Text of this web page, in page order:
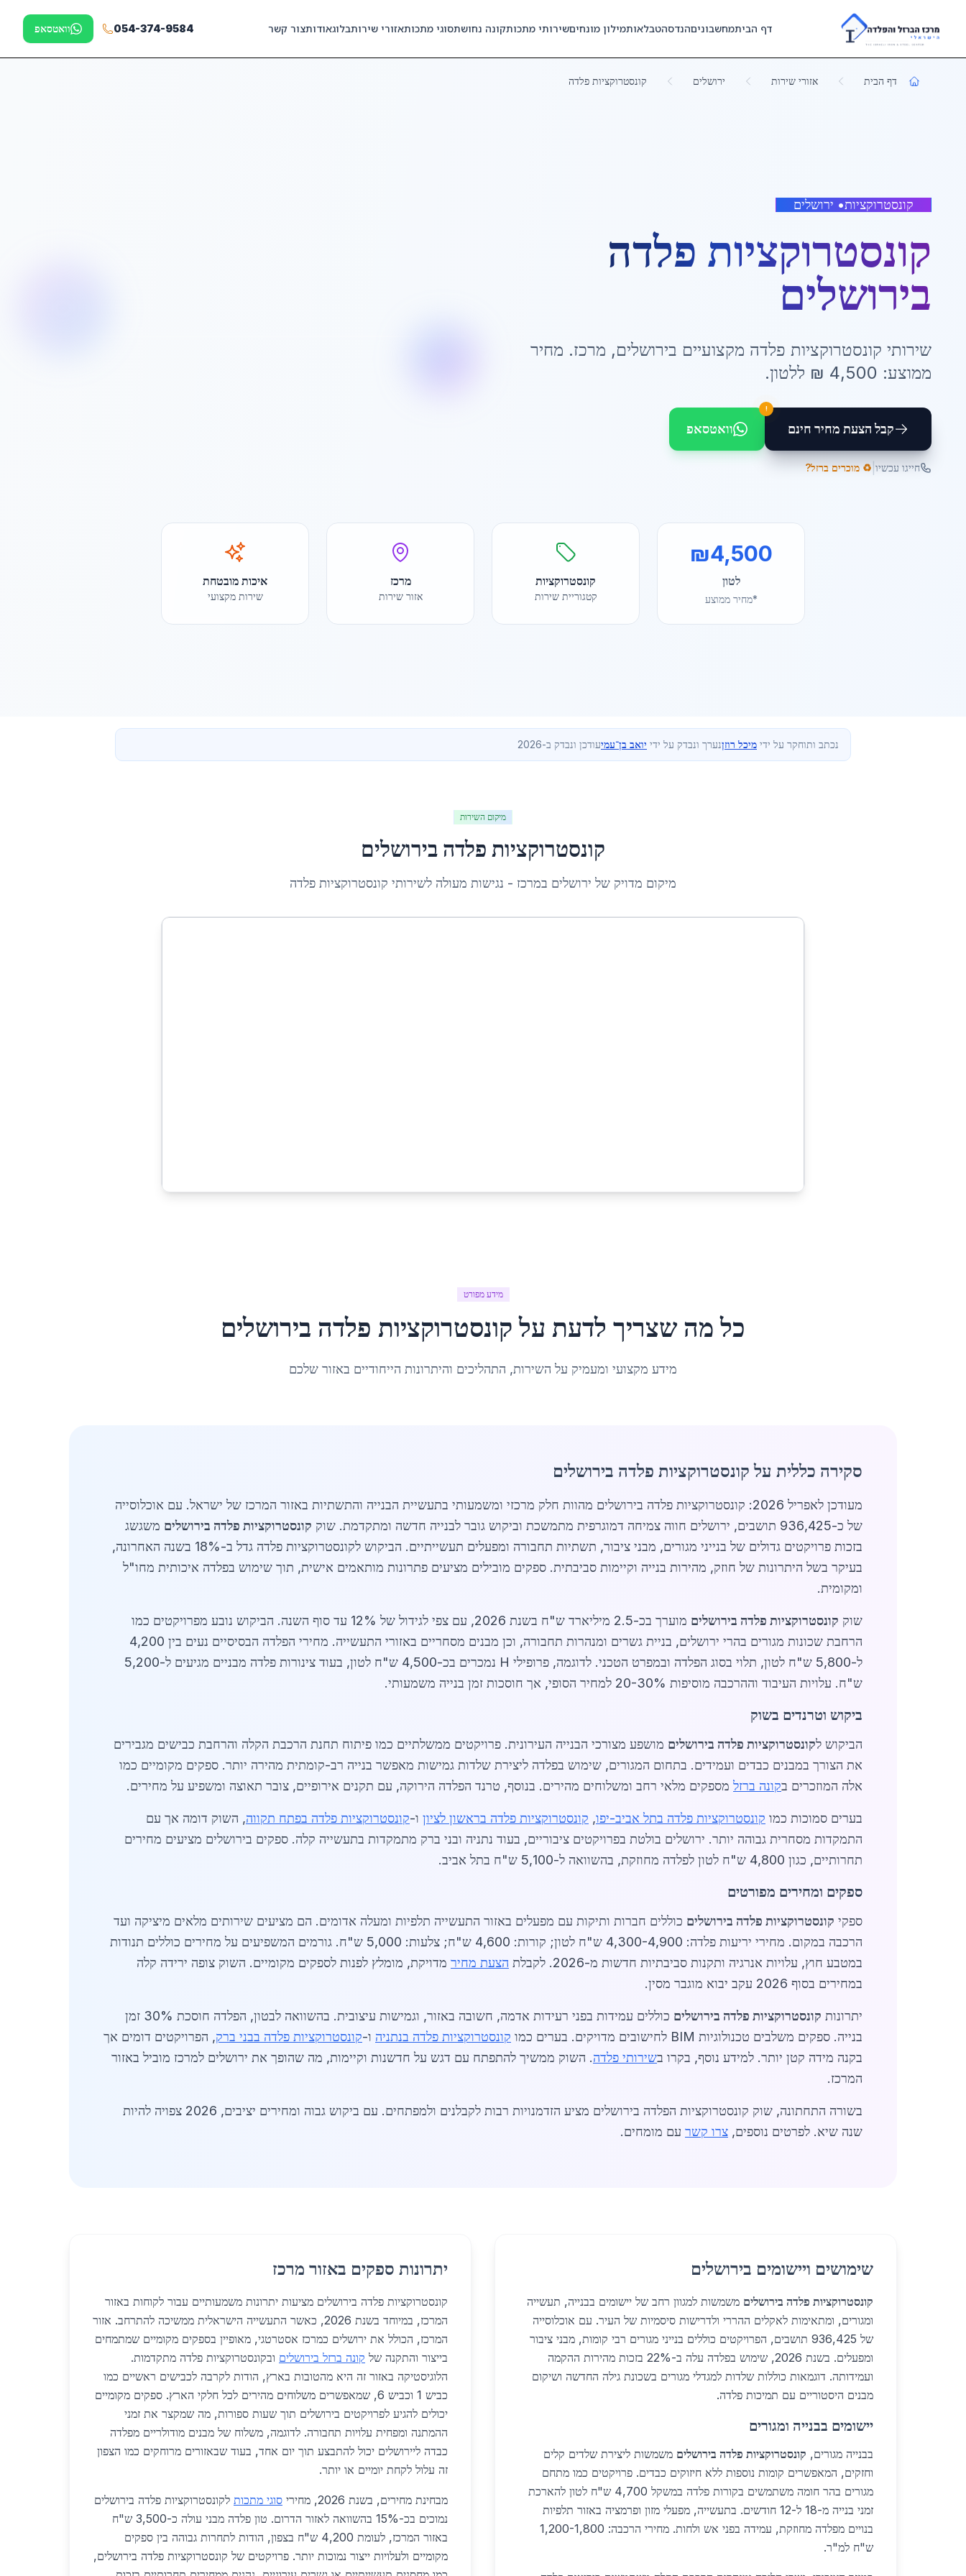
Skip to main content
דף הביתמחשבוניםהנדסהטבלאותמילון מונחיםשירותי מתכותקונה נחושתסוגי מתכותאזורי שירותבלוגאודותצור קשר 054-374-9584 וואטסאפ
דף הבית אזורי שירות ירושלים קונסטרוקציות פלדה
קונסטרוקציות• ירושלים
קונסטרוקציות פלדה
בירושלים
שירותי קונסטרוקציות פלדה מקצועיים בירושלים, מרכז. מחיר
ממוצע: 4,500 ₪ ללטון.
קבל הצעת מחיר חינם
!
וואטסאפ
חייגו עכשיו ♻️ מוכרים ברזל?
₪4,500
לטון
*מחיר ממוצע
קונסטרוקציות
קטגוריית שירות
מרכז
אזור שירות
איכות מובטחת
שירות מקצועי
נכתב ותוחקר על ידי מיכל רוזןנערך ונבדק על ידי יואב בן־עמיעודכן ונבדק ב-2026
מיקום השירות
קונסטרוקציות פלדה בירושלים
מיקום מדויק של ירושלים במרכז - נגישות מעולה לשירותי קונסטרוקציות פלדה
מידע מפורט
כל מה שצריך לדעת על קונסטרוקציות פלדה בירושלים
מידע מקצועי ומעמיק על השירות, התהליכים והיתרונות הייחודיים באזור שלכם
סקירה כללית על קונסטרוקציות פלדה בירושלים
מעודכן לאפריל 2026: קונסטרוקציות פלדה בירושלים מהוות חלק מרכזי ומשמעותי בתעשיית הבנייה והתשתיות באזור המרכז של ישראל. עם אוכלוסייה
של כ-936,425 תושבים, ירושלים חווה צמיחה דמוגרפית מתמשכת וביקוש גובר לבנייה חדשה ומתקדמת. שוק
קונסטרוקציות פלדה בירושלים משגשג
בזכות פרויקטים גדולים של בנייני מגורים, מבני ציבור, תשתיות תחבורה ומפעלים תעשייתיים. הביקוש לקונסטרוקציות פלדה גדל ב-18% בשנה האחרונה,
בעיקר בשל היתרונות של חוזק, מהירות בנייה וקיימות סביבתית. ספקים מובילים מציעים פתרונות מותאמים אישית, תוך שימוש בפלדה איכותית מחו"ל
ומקומית.
שוק קונסטרוקציות פלדה בירושלים
מוערך בכ-2.5 מיליארד ש"ח בשנת 2026, עם צפי לגידול של 12% עד סוף השנה. הביקוש נובע מפרויקטים כמו
הרחבת שכונות מגורים בהרי ירושלים, בניית גשרים ומנהרות תחבורה, וכן מבנים מסחריים באזורי התעשייה. מחירי הפלדה הבסיסיים נעים בין 4,200
ל-5,800 ש"ח לטון, תלוי בסוג הפלדה ובמפרט הטכני. לדוגמה, פרופילי H נמכרים בכ-4,500 ש"ח לטון, בעוד צינורות פלדה מבניים מגיעים ל-5,200
ש"ח. עלויות העיבוד וההרכבה מוסיפות 20-30% למחיר הסופי, אך חוסכות זמן בנייה משמעותי.
ביקוש וטרנדים בשוק
הביקוש לקונסטרוקציות פלדה בירושלים מושפע מצורכי הבנייה העירונית. פרויקטים ממשלתיים כמו פיתוח תחנת הרכבת הקלה והרחבת כבישים מגבירים
את הצורך במבנים כבדים ועמידים. בתחום המגורים, שימוש בפלדה ליצירת שלדות גמישות מאפשר בנייה רב-קומתית מהירה יותר. ספקים מקומיים כמו
אלה המוזכרים בקונה ברזל מספקים מלאי רחב ומשלוחים מהירים. בנוסף, טרנד הפלדה הירוקה, עם תקנים אירופיים, צובר תאוצה ומשפיע על מחירים.
בערים סמוכות כמו קונסטרוקציות פלדה בתל אביב-יפו, קונסטרוקציות פלדה בראשון לציון ו-קונסטרוקציות פלדה בפתח תקווה, השוק דומה אך עם
התמקדות מסחרית גבוהה יותר. ירושלים בולטת בפרויקטים ציבוריים, בעוד נתניה ובני ברק מתמקדות בתעשייה קלה. ספקים בירושלים מציעים מחירים
תחרותיים, כגון 4,800 ש"ח לטון לפלדה מחוזקת, בהשוואה ל-5,100 ש"ח בתל אביב.
ספקים ומחירים מפורטים
ספקי קונסטרוקציות פלדה בירושלים כוללים חברות ותיקות עם מפעלים באזור התעשייה תלפיות ומעלה אדומים. הם מציעים שירותים מלאים מיציקה ועד
הרכבה במקום. מחירי יריעות פלדה: 4,300-4,900 ש"ח לטון; קורות: 4,600 ש"ח; צלעות: 5,000 ש"ח. גורמים המשפיעים על מחירים כוללים תנודות
במטבע חוץ, עלויות אנרגיה ותקנות סביבתיות חדשות מ-2026. לקבלת
הצעת מחיר מדויקת, מומלץ לפנות לספקים מקומיים. השוק צופה ירידה קלה
במחירים בסוף 2026 עקב יבוא מוגבר מסין.
יתרונות קונסטרוקציות פלדה בירושלים
כוללים עמידות בפני רעידות אדמה, חשובה באזור, וגמישות עיצובית. בהשוואה לבטון, הפלדה חוסכת 30% זמן
בנייה. ספקים משלבים טכנולוגיות BIM לחישובים מדויקים. בערים כמו
קונסטרוקציות פלדה בנתניה ו-קונסטרוקציות פלדה בבני ברק, הפרויקטים דומים אך
בקנה מידה קטן יותר. למידע נוסף, בקרו בשירותי פלדה. השוק ממשיך להתפתח עם דגש על חדשנות וקיימות, מה שהופך את ירושלים למרכז מוביל באזור
המרכז.
בשורה התחתונה, שוק קונסטרוקציות הפלדה בירושלים מציע הזדמנויות רבות לקבלנים ולמפתחים. עם ביקוש גבוה ומחירים יציבים, 2026 צפויה להיות
שנה שיא. לפרטים נוספים, צרו קשר עם מומחים.
שימושים ויישומים בירושלים
קונסטרוקציות פלדה בירושלים משמשות למגוון רחב של יישומים בבנייה, תעשייה
ומגורים, ומתאימות לאקלים ההררי ולדרישות סיסמיות של העיר. עם אוכלוסייה
של 936,425 תושבים, הפרויקטים כוללים בנייני מגורים רבי קומות, מבני ציבור
ומפעלים. בשנת 2026, שימוש בפלדה עלה ב-22% בזכות מהירות ההקמה
ועמידותה. דוגמאות כוללות שלדות למגדלי מגורים בשכונת גילה החדשה ושיקום
מבנים היסטוריים עם תמיכות פלדה.
יישומים בבנייה ומגורים
בבנייה מגורים, קונסטרוקציות פלדה בירושלים משמשות ליצירת שלדים קלים
וחזקים, המאפשרים קומות נוספות ללא חיזוקים כבדים. פרויקטים כמו מתחם
מגורים בהר חומה משתמשים בקורות פלדה במשקל 4,700 ש"ח לטון להארכת
זמני בנייה מ-18 ל-12 חודשים. בתעשייה, מפעלי מזון ופרמציה באזור תלפיות
בנויים מפלדה מחוזקת, עמידה בפני אש ולחות. מחירי הרכבה: 1,200-1,800
ש"ח למ"ר.
יתרונות ספקים באזור מרכז
קונסטרוקציות פלדה בירושלים מציעות יתרונות משמעותיים עבור לקוחות באזור
המרכז, במיוחד בשנת 2026, כאשר התעשייה הישראלית ממשיכה להתרחב. אזור
המרכז, הכולל את ירושלים כמרכז אסטרטגי, מאופיין בספקים מקומיים שמתמחים
בייצור והתקנה של קונה ברזל בירושלים ובקונסטרוקציות פלדה מתקדמות.
הלוגיסטיקה באזור זה היא מהטובות בארץ, הודות לקרבה לכבישים ראשיים כמו
כביש 1 וכביש 6, שמאפשרים משלוחים מהירים לכל חלקי הארץ. ספקים מקומיים
יכולים להגיע לפרויקטים בירושלים תוך שעות ספורות, מה שמקצר את זמני
ההמתנה ומפחית עלויות תחבורה. לדוגמה, משלוח של מבנים מודולריים מפלדה
כבדה ליירושלים יכול להתבצע תוך יום אחד, בעוד שבאזורים מרוחקים כמו הצפון
זה עלול לקחת יומיים או יותר.
מבחינת מחירים, בשנת 2026, מחירי סוגי מתכות לקונסטרוקציות פלדה בירושלים
נמוכים בכ-15% בהשוואה לאזור הדרום. טון פלדה מבני עולה כ-3,500 ש"ח
באזור המרכז, לעומת 4,200 ש"ח בצפון, הודות לתחרות גבוהה בין ספקים
מקומיים ולעלויות ייצור נמוכות יותר. פרויקטים של קונסטרוקציות פלדה בירושלים,